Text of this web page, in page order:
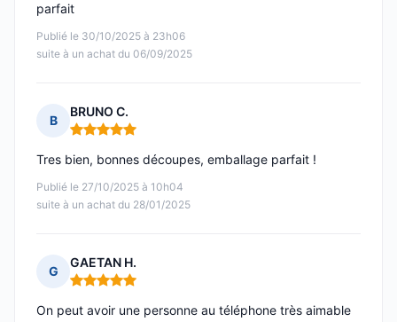
Publié le 30/10/2025 à 23h06
suite à un achat du 06/09/2025
parfait
B
BRUNO C.
Note : 5 sur 5
Publié le 27/10/2025 à 10h04
suite à un achat du 28/01/2025
Tres bien, bonnes découpes, emballage parfait !
G
GAETAN H.
Note : 5 sur 5
On peut avoir une personne au téléphone très aimable